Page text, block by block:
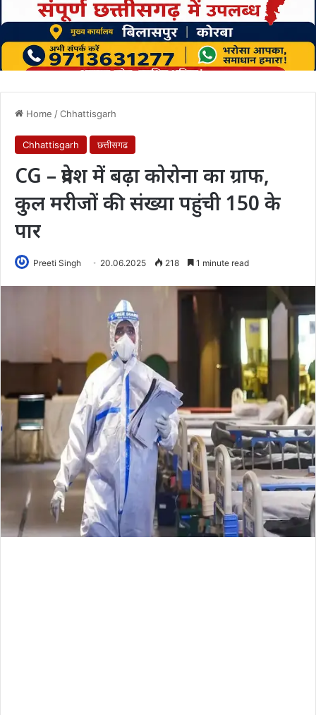
Home /Chhattisgarh
Chhattisgarh छत्तीसगढ
CG – प्रदेश में बढ़ा कोरोना का ग्राफ,
कुल मरीजों की संख्या पहुंची 150 के
पार
Preeti Singh 20.06.2025 218 1 minute read